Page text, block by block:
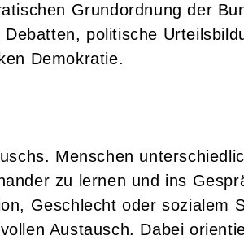
Grundordnung der
politische
Demokratie.
Menschen
zu lernen und ins
Geschlecht oder sozialem
Austausch. Dabei